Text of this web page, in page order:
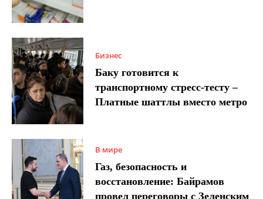
Бизнес
Баку готовится к
транспортному стресс-тесту –
Платные шаттлы вместо метро
В мире
Газ, безопасность и
восстановление: Байрамов
провел переговоры с Зеленским